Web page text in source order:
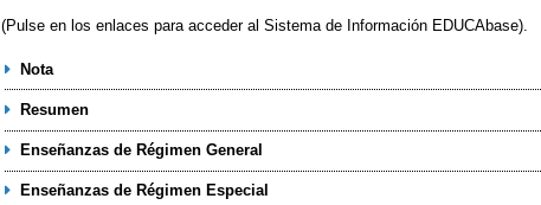
(Pulse en los enlaces para acceder al Sistema de Información EDUCAbase).
Nota
Resumen
Enseñanzas de Régimen General
Enseñanzas de Régimen Especial